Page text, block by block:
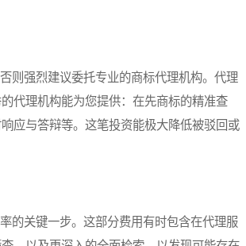
强烈建议委托专业的商标代理机构。代理
代理机构能为您提供：在先商标的精准查
应与答辩等。这笔投资能极大降低被驳回或
关键一步。这部分费用有时包含在代理服